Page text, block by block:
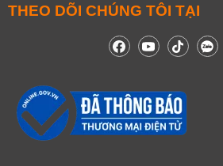
THEO DÕI CHÚNG TÔI TẠI